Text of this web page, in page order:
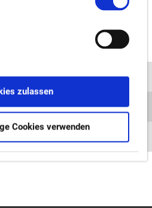
zulassen
Cookies verwenden
in Europa zu unseren
zu sein und mit
Vertriebs- und Servicestruktur
After-Sales-Services auch den
frei nach unserem Motto